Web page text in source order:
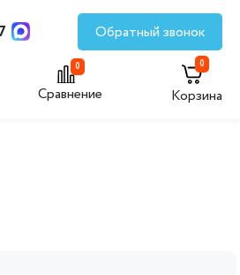
Обратный звонок
0
Сравнение
0
Корзина